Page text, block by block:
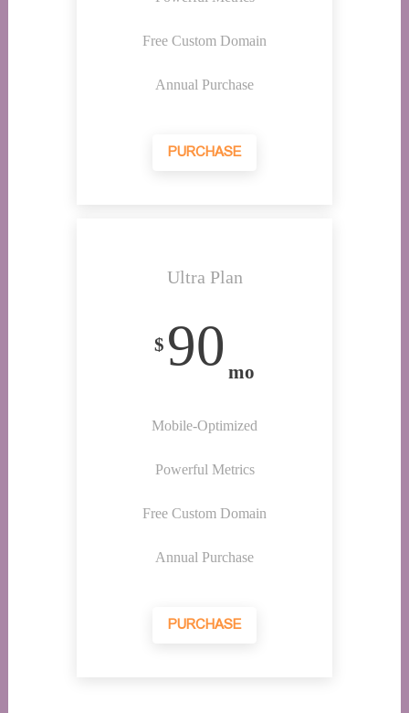
Free Custom Domain
Annual Purchase
PURCHASE
Ultra Plan
$ 90 mo
Mobile-Optimized
Powerful Metrics
Free Custom Domain
Annual Purchase
PURCHASE